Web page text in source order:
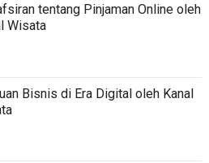
tentang Pinjaman Online oleh
Wisata
Bisnis di Era Digital oleh Kanal